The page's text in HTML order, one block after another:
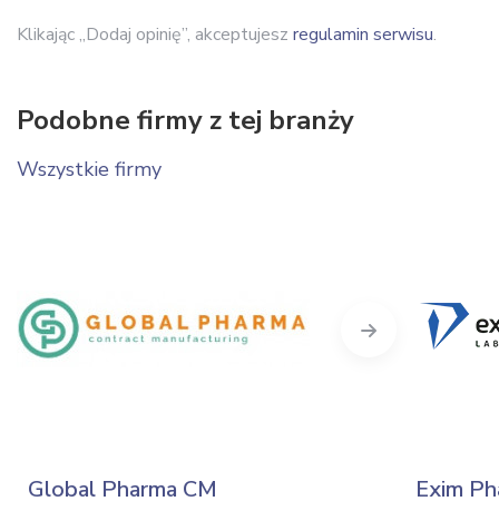
Klikając „Dodaj opinię”, akceptujesz regulamin serwisu.
Podobne firmy z tej branży
Wszystkie firmy
Global Pharma CM Exim
Next